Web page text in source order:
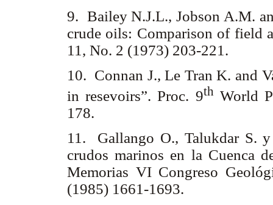
9. Bailey N.J.L., Jobson A.M.
crude oils: Comparison of field
11, No. 2 (1973) 203-221.
10. Connan J., Le Tran K. and
in resevoirs”. Proc. 9thWorld
178.
11. Gallango O., Talukdar S.
crudos marinos en la Cuenca
Memorias VI Congreso
(1985) 1661-1693.